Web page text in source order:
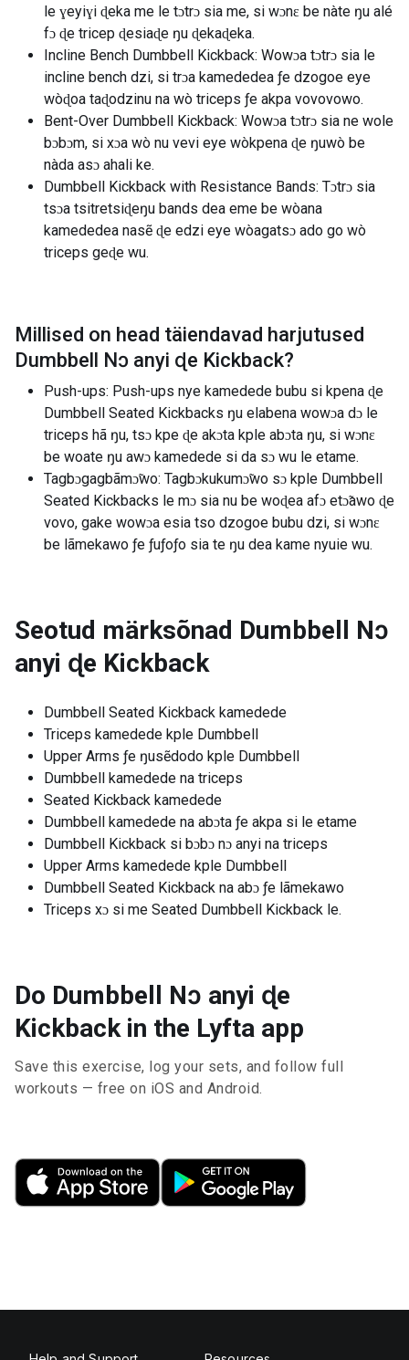
le ɣeyiɣi ɖeka me le tɔtrɔ sia me, si wɔnɛ be nàte ŋu alé
fɔ ɖe tricep ɖesiaɖe ŋu ɖekaɖeka.
Incline Bench Dumbbell Kickback: Wowɔa tɔtrɔ sia le
incline bench dzi, si trɔa kamededea ƒe dzogoe eye
wòɖoa taɖodzinu na wò triceps ƒe akpa vovovowo.
Bent-Over Dumbbell Kickback: Wowɔa tɔtrɔ sia ne wole
bɔbɔm, si xɔa wò nu vevi eye wòkpena ɖe ŋuwò be
nàda asɔ ahali ke.
Dumbbell Kickback with Resistance Bands: Tɔtrɔ sia
tsɔa tsitretsiɖeŋu bands dea eme be wòana
kamededea nasẽ ɖe edzi eye wòagatsɔ ado go wò
triceps geɖe wu.
Millised on head täiendavad harjutused
Dumbbell Nɔ anyi ɖe Kickback?
Push-ups: Push-ups nye kamedede bubu si kpena ɖe
Dumbbell Seated Kickbacks ŋu elabena wowɔa dɔ le
triceps hã ŋu, tsɔ kpe ɖe akɔta kple abɔta ŋu, si wɔnɛ
be woate ŋu awɔ kamedede si da sɔ wu le etame.
Tagbɔgagbãmɔ̃wo: Tagbɔkukumɔ̃wo sɔ kple Dumbbell
Seated Kickbacks le mɔ sia nu be woɖea afɔ etɔ̃awo ɖe
vovo, gake wowɔa esia tso dzogoe bubu dzi, si wɔnɛ
be lãmekawo ƒe ƒuƒoƒo sia te ŋu dea kame nyuie wu.
Seotud märksõnad Dumbbell Nɔ
anyi ɖe Kickback
Dumbbell Seated Kickback kamedede
Triceps kamedede kple Dumbbell
Upper Arms ƒe ŋusẽdodo kple Dumbbell
Dumbbell kamedede na triceps
Seated Kickback kamedede
Dumbbell kamedede na abɔta ƒe akpa si le etame
Dumbbell Kickback si bɔbɔ nɔ anyi na triceps
Upper Arms kamedede kple Dumbbell
Dumbbell Seated Kickback na abɔ ƒe lãmekawo
Triceps xɔ si me Seated Dumbbell Kickback le.
Do Dumbbell Nɔ anyi ɖe
Kickback in the Lyfta app
Save this exercise, log your sets, and follow full
workouts — free on iOS and Android.